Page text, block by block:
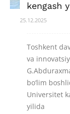
kengash
25.12.2025
Toshkent
va
bo‘lim
Universitet
yilida